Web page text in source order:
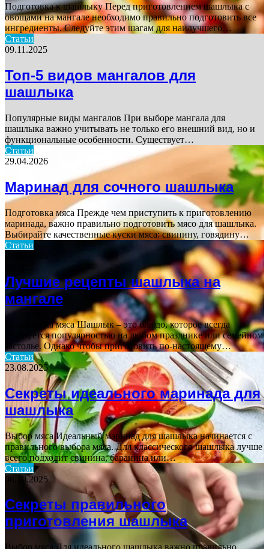
Подготовка к шашлыку Перед приготовлением шашлыка с
овощами на мангале необходимо правильно подготовить все
ингредиенты. Следуйте этим шагам для наилучшего…
Статьи
09.11.2025
Топ-5 видов мангалов для
шашлыка
Популярные виды мангалов При выборе мангала для
шашлыка важно учитывать не только его внешний вид, но и
функциональные особенности. Существует…
Статьи
29.04.2026
Маринад для сочного шашлыка
Подготовка мяса Прежде чем приступить к приготовлению
маринада, важно правильно подготовить мясо для шашлыка.
Выбирайте качественные куски мяса: свинину, говядину…
Статьи
Лучшие рецепты шашлыка на
мангале
Подготовка мяса Шашлык – это блюдо, которое всегда
пользуется популярностью на любом празднике или семейном
застолье. Однако чтобы приготовить по-настоящему…
Статьи
23.08.2025
Секреты идеального маринада для
шашлыка
Выбор мяса Идеальный маринад для шашлыка начинается с
правильного выбора мяса. Для классического шашлыка лучше
всего подходит свинина, баранина или…
Статьи
06.10.2025
Секреты правильного
приготовления шашлыка